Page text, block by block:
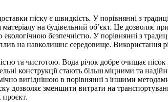
піску є швидкість. У порівнянні з
на будівельний об’єкт. Це дозволяє
екологічною безпечністю. У порівнянні з
на навколишнє середовище. Використання
та чистотою. Вода річок добре очищає
конструкції стають більш міцними та
вигіднішою в порівнянні з іншими
дозволяє зменшити витрати на
проєкт.